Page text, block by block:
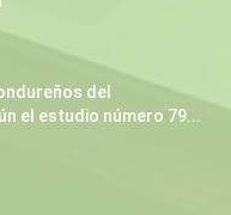
del
el estudio número 79...